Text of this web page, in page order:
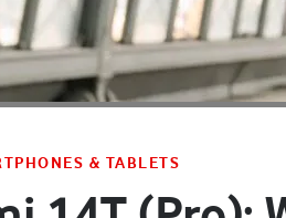
& TABLETS